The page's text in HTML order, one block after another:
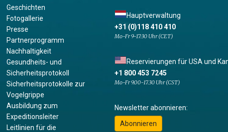
Geschichten
Fotogallerie
Presse
Partnerprogramm
Nachhaltigkeit
Gesundheits- und
Sicherheitsprotokoll
Sicherheitsprotokolle zur
Vogelgrippe
Ausbildung zum
Expeditionsleiter
Leitlinien für die
Hauptverwaltung
+31 (0)118 410 410
Mo-Fr 9-17:30 Uhr (CET)
Reservierungen für USA und
+1 800 453 7245
Mo-Fr 9.00-17.30 Uhr (CST)
Newsletter abonnieren:
Abonnieren